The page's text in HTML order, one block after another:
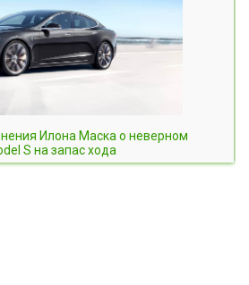
Илона Маска о неверном
S на запас хода